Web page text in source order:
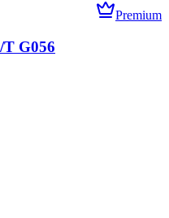
Premium
G056